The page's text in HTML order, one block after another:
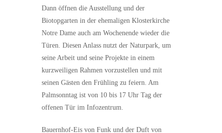
Dann öffnen die Ausstellung und der
Biotopgarten in der ehemaligen Klosterkirche
Notre Dame auch am Wochenende wieder die
Türen. Diesen Anlass nutzt der Naturpark, um
seine Arbeit und seine Projekte in einem
kurzweiligen Rahmen vorzustellen und mit
seinen Gästen den Frühling zu feiern. Am
Palmsonntag ist von 10 bis 17 Uhr Tag der
offenen Tür im Infozentrum.
Bauernhof-Eis von Funk und der Duft von